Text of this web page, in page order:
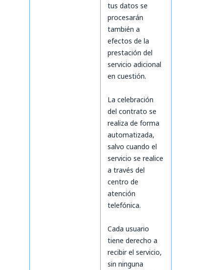
tus datos se
procesarán
también a
efectos de la
prestación del
servicio adicional
en cuestión.
La celebración
del contrato se
realiza de forma
automatizada,
salvo cuando el
servicio se realice
a través del
centro de
atención
telefónica.
Cada usuario
tiene derecho a
recibir el servicio,
sin ninguna